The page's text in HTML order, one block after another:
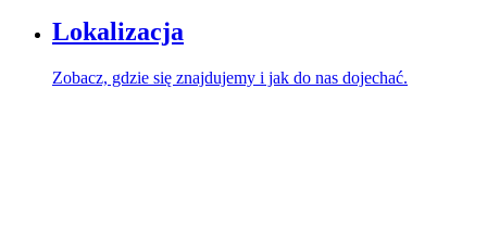
Lokalizacja
Zobacz, gdzie się znajdujemy i jak do nas dojechać.